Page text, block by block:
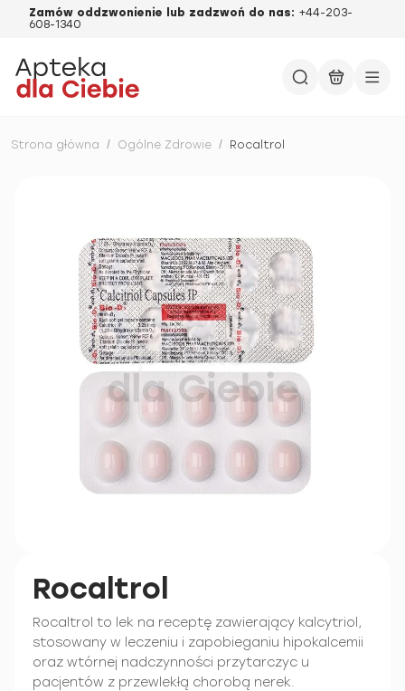
Zamów oddzwonienie lub zadzwoń do nas: +44-203-
608-1340
Strona główna / Ogólne Zdrowie / Rocaltrol
Rocaltrol
Rocaltrol to lek na receptę zawierający kalcytriol,
stosowany w leczeniu i zapobieganiu hipokalcemii
oraz wtórnej nadczynności przytarczyc u
pacjentów z przewlekłą chorobą nerek.